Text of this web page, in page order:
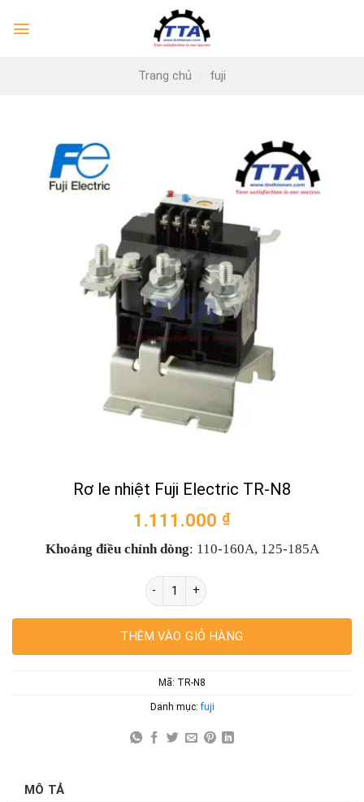
Trang chủ / fuji
Rơ le nhiệt Fuji Electric TR-N8
1.111.000 ₫
Khoảng điều chỉnh dòng: 110-160A, 125-185A
Rơ le nhiệt Fuji Electric TR-N8 số lượng
THÊM VÀO GIỎ HÀNG
Mã: TR-N8
Danh mục:fuji
MÔ TẢ